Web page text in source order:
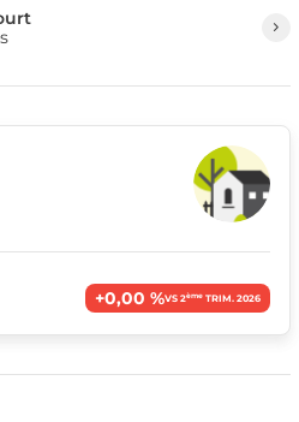
+0,00 %VS 2èmeTRIM. 2026